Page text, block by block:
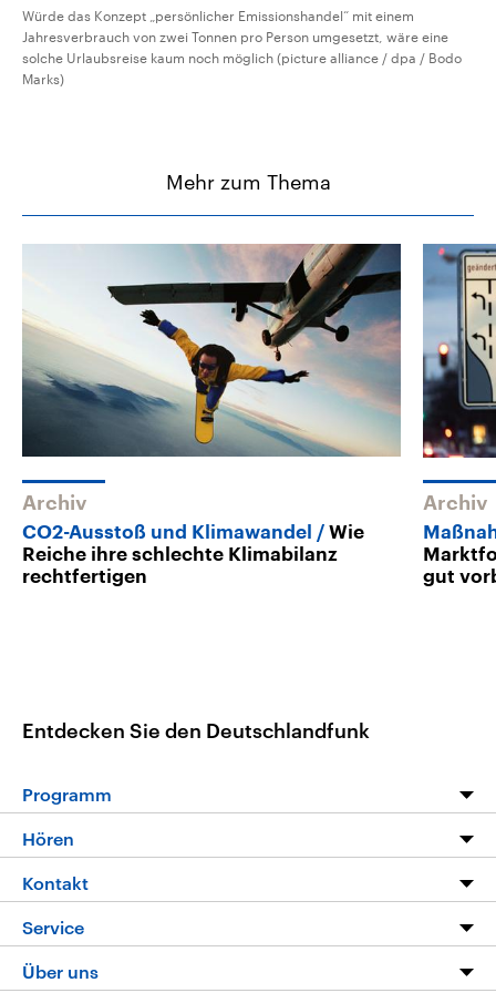
Würde das Konzept „persönlicher Emissionshandel“ mit einem
Jahresverbrauch von zwei Tonnen pro Person umgesetzt, wäre eine
solche Urlaubsreise kaum noch möglich (picture alliance / dpa / Bodo
Marks)
Mehr zum Thema
Archiv
CO2-Ausstoß und Klimawandel
Wie
Reiche ihre schlechte Klimabilanz
rechtfertigen
Archiv
gut
Entdecken Sie den Deutschlandfunk
Programm
Programm
Die Nachrichten
Nachrichtenleicht
Neue Beiträge auf dlf.de
Hören
Livestream
Podcasts
Deutschlandfunk App
Kontakt
Hörerservice
Service
FAQ
Über uns